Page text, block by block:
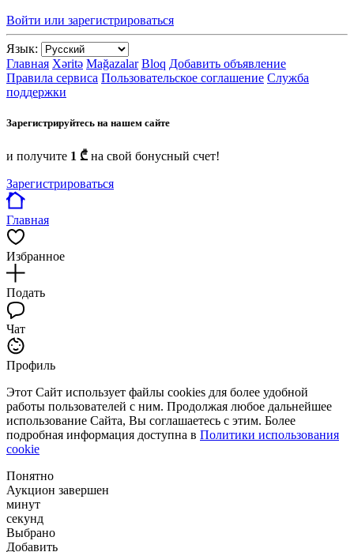
Войти или зарегистрироваться
Язык:
Главная Xəritə Mağazalar Bloq Добавить объявление
Правила сервиса Пользовательское соглашение Служба
поддержки
Зарегистрируйтесь на нашем сайте
и получите 1 ₾ на свой бонусный счет!
Зарегистрироваться
Главная
Избранное
Подать
Чат
Профиль
Этот Сайт использует файлы cookies для более удобной
работы пользователей с ним. Продолжая любое дальнейшее
использование Сайта, Вы соглашаетесь с этим. Более
подробная информация доступна в Политики использования
cookie
Понятно
Аукцион завершен
минут
секунд
Выбрано
Добавить